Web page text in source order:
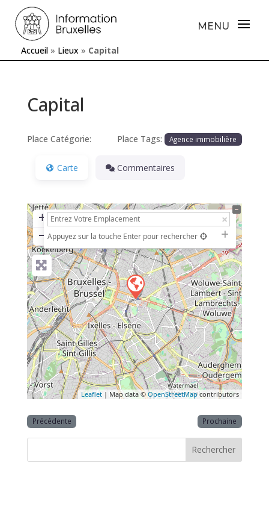
Accueil » Lieux » Capital
Capital
Place Catégorie: Place Tags: Agence immobilière
Carte Commentaires
+
− Appuyez sur la touche Enter pour rechercher
Leaflet | Map data ©OpenStreetMapcontributors
Précédente Prochaine
Rechercher